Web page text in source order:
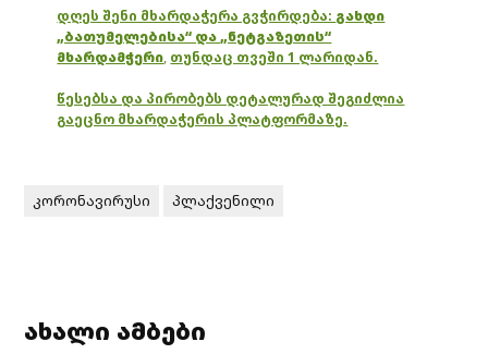
დღეს შენი მხარდაჭერა გვჭირდება: გახდი
„ბათუმელებისა“ და „ნეტგაზეთის“
მხარდამჭერი, თუნდაც თვეში 1 ლარიდან.
წესებსა და პირობებს დეტალურად შეგიძლია
გაეცნო მხარდაჭერის პლატფორმაზე.
კორონავირუსი პლაქვენილი
ახალი ამბები